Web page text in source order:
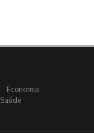
Economia
Saúde